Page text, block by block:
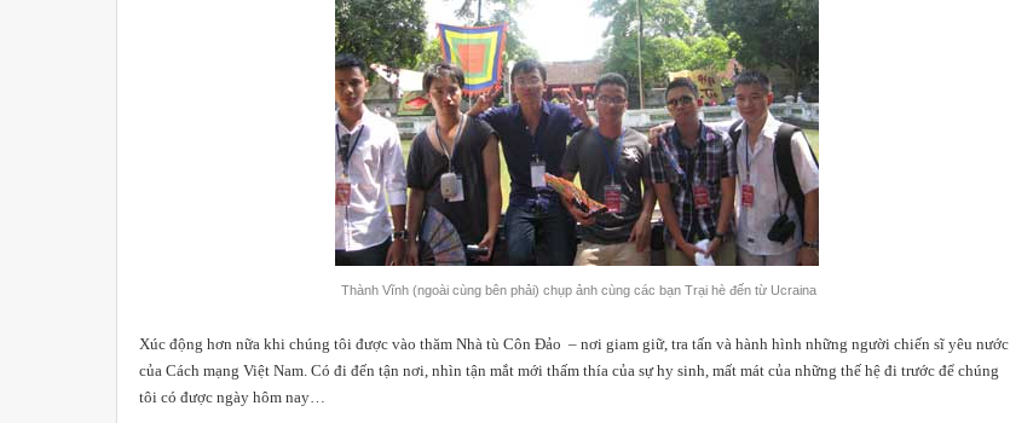
Thành Vĩnh (ngoài cùng bên phải) chụp ảnh cùng các bạn Trại hè đến từ Ucraina
Xúc động hơn nữa khi chúng tôi được vào thăm Nhà tù Côn Đảo – nơi giam giữ, tra tấn và hành hình những người chiến sĩ yêu nước
của Cách mạng Việt Nam. Có đi đến tận nơi, nhìn tận mắt mới thấm thía của sự hy sinh, mất mát của những thế hệ đi trước để chúng
tôi có được ngày hôm nay…